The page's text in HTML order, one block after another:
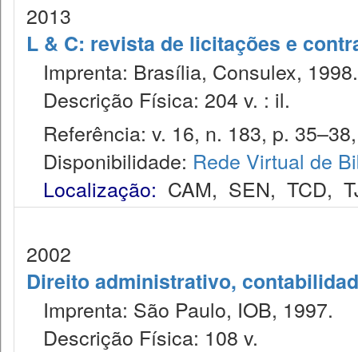
2013
L & C: revista de licitações e
Imprenta: Brasília, Consulex, 1998.
Descrição Física: 204 v. : il.
Referência: v. 16, n. 183, p.
Disponibilidade: Rede Virtual de
Localização: CAM, SEN, TCD,
2002
Direito administrativo,
Imprenta: São Paulo, IOB, 1997.
Descrição Física: 108 v.